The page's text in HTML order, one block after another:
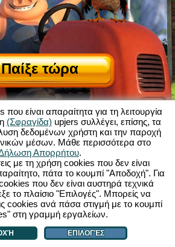
Παίξε τώρα
με το My Free Farm|
το παιχνίδι browser
Συντελεστές|
Προσωπικών Δεδομένων|Κανόνες| Φόρουμ|
Farm 2 App |Google Play| App Store|
- upjers.com|Διαχείριση Cookies
είναι απαραίτητα για τη λειτουργία
(Σφραγίδα) upjers συλλέγει, επίσης, τα
δεδομένων χρήστη και την παροχή
μέσων. Μάθε περισσότερα στο
Απορρήτου.
με τη χρήση cookies που δεν είναι
πάτα το κουμπί "Αποδοχή". Για
που δεν είναι αυστηρά τεχνικά
το πλαίσιο "Επιλογές". Μπορείς να
cookies ανά πάσα στιγμή με το κουμπί
στη γραμμή εργαλείων.
ΕΠΙΛΟΓΈΣ